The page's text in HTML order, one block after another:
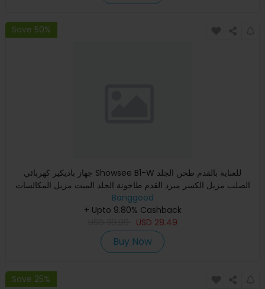
Save 50%
جهاز باديكير كهربائي Showsee B1-W للعناية بالقدم طحن الجلد
الصلب مزيل الكسر مبرد القدم طاحونة الجلد الميت مزيل المكالسات
Banggood
+ Upto 9.80% Cashback
USD 28.49
Buy Now
Save 25%